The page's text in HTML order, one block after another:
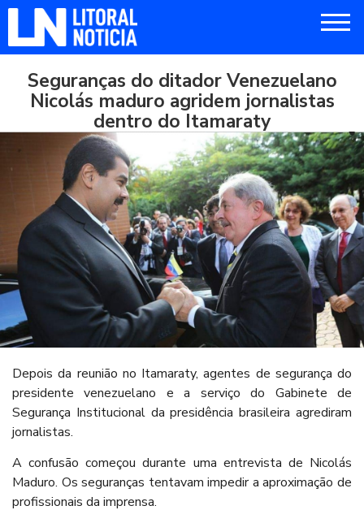
Seguranças do ditador Venezuelano
Nicolás maduro agridem jornalistas
dentro do Itamaraty
Depois da reunião no Itamaraty, agentes de segurança do
presidente venezuelano e a serviço do Gabinete de
Segurança Institucional da presidência brasileira agrediram
jornalistas.
A confusão começou durante uma entrevista de Nicolás
Maduro. Os seguranças tentavam impedir a aproximação de
profissionais da imprensa.